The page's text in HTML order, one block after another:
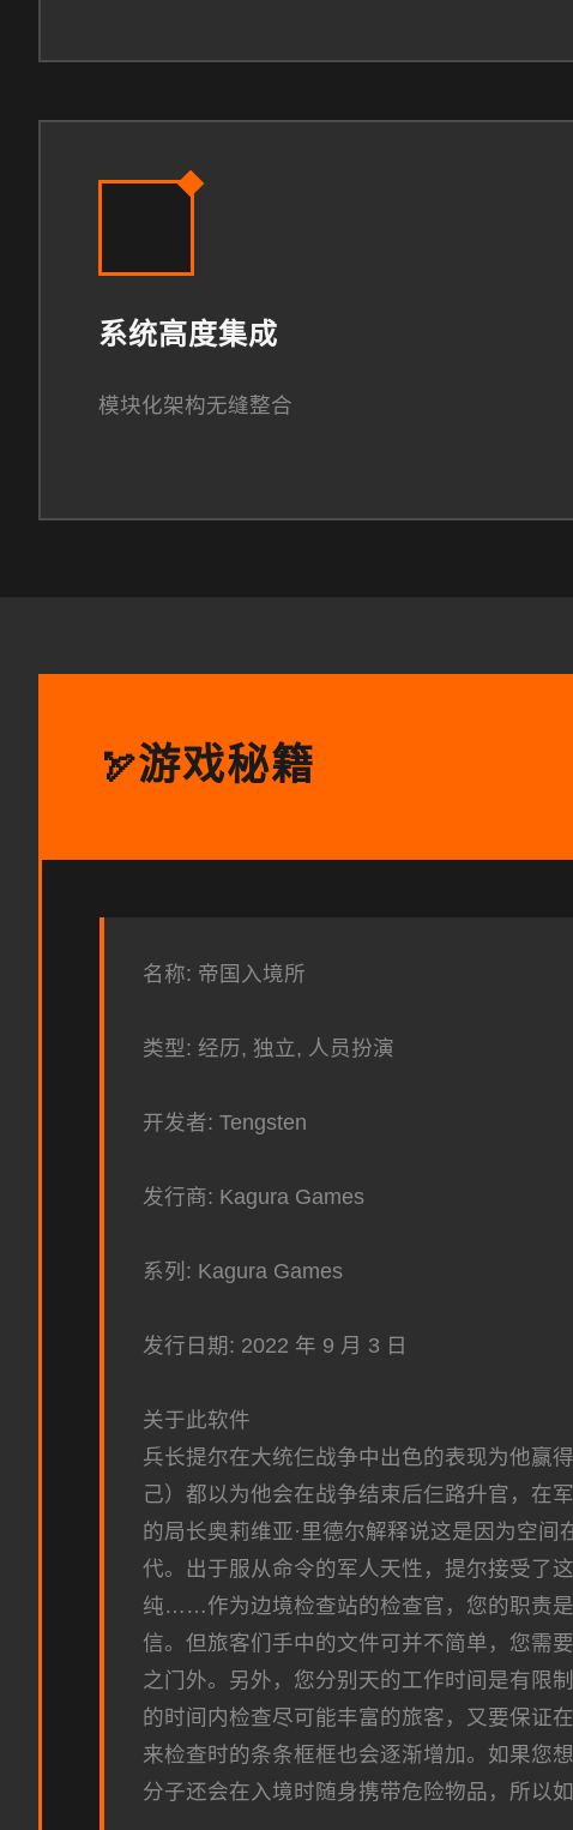
系统高度集成
模块化架构无缝整合
🏹游戏秘籍
名称: 帝国入境所
类型: 经历, 独立, 人员扮演
开发者: Tengsten
发行商: Kagura Games
系列: Kagura Games
发行日期: 2022 年 9 月 3 日
关于此软件
兵长提尔在大统仨战争中出色的表现为他赢
己）都以为他会在战争结束后仨路升官，在
的局长奥莉维亚·里德尔解释说这是因为空
代。出于服从命令的军人天性，提尔接受了
纯……作为边境检查站的检查官，您的职责
信。但旅客们手中的文件可并不简单，您需
之门外。另外，您分别天的工作时间是有限
的时间内检查尽可能丰富的旅客，又要保证
来检查时的条条框框也会逐渐增加。如果您
分子还会在入境时随身携带危险物品，所以